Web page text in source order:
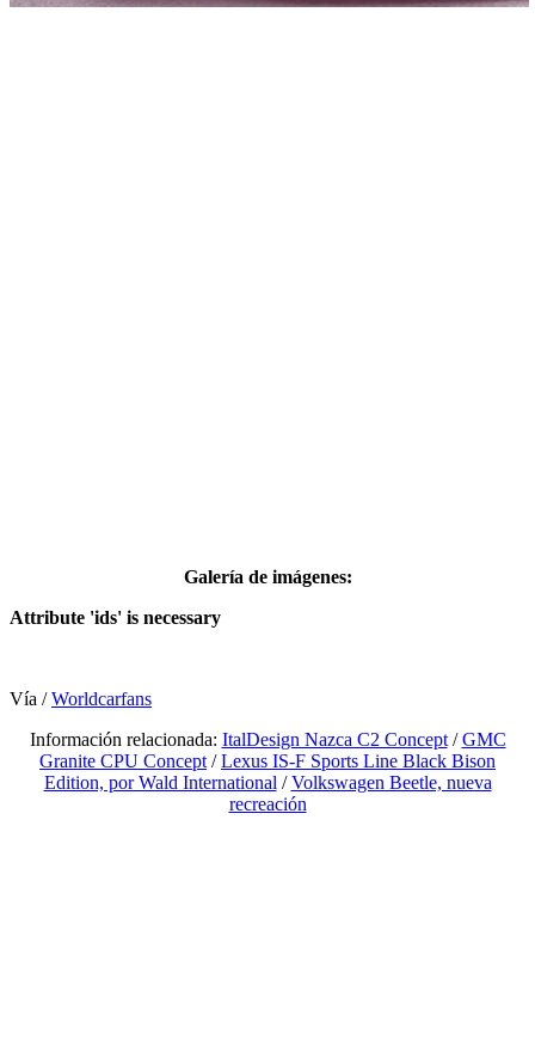
Galería de imágenes:
Attribute 'ids' is necessary
Vía /Worldcarfans
Información relacionada: ItalDesign Nazca C2 Concept/GMC
Granite CPU Concept /Lexus IS-F Sports Line Black Bison
Edition, por Wald International /Volkswagen Beetle, nueva
recreación